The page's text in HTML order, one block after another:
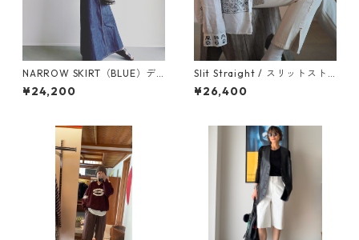
NARROW SKIRT（BLUE）デ
ニムスカート
¥24,200
Slit Straight / スリットスト
レート [WHITE]WBN4105
¥26,400